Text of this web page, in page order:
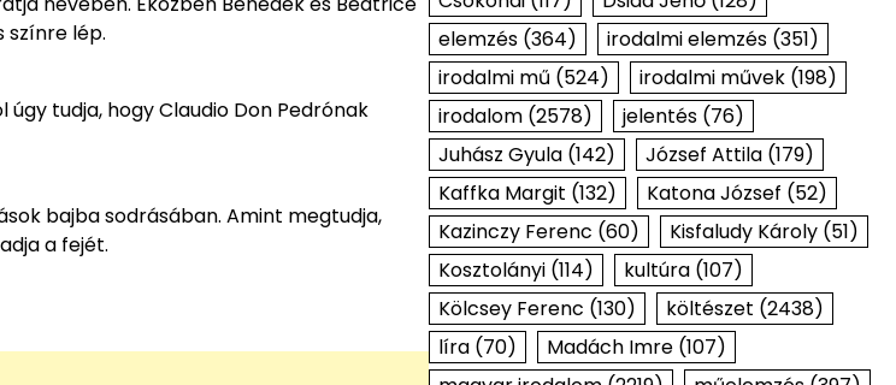
színre lép.
tudja, hogy Claudio Don Pedrónak
bajba sodrásában. Amint megtudja,
a fejét.
elemzés(364) irodalmi elemzés(351)
irodalmi mű (524) irodalmi művek(198)
irodalom(2578) jelentés(76)
Juhász Gyula(142) József Attila(179)
Kaffka Margit (132) Katona József (52)
Kazinczy Ferenc (60) Kisfaludy Károly(51)
Kosztolányi(114) kultúra(107)
Kölcsey Ferenc (130) költészet (2438)
líra(70) Madách Imre(107)